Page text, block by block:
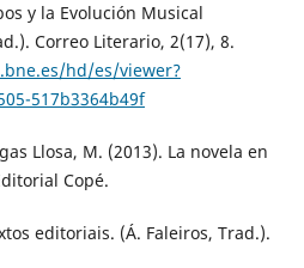
y la Evolución Musical
Correo Literario, 2(17), 8.
hd/es/viewer?
517b3364b49f
Llosa, M. (2013). La novela en
Copé.
editoriais. (Á. Faleiros, Trad.).